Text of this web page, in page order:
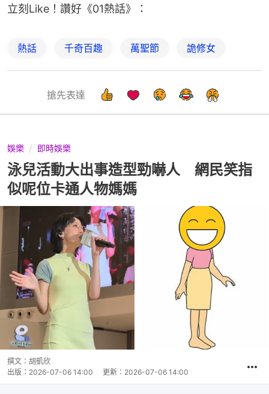
立刻Like！讚好《01熱話》：
熱話 千奇百趣 萬聖節 詭修女
搶先表達
娛樂 即時娛樂
泳兒活動大出事造型勁嚇人 網民笑指
似呢位卡通人物媽媽
撰文： 胡凱欣
出版： 2026-07-06 14:00 更新： 2026-07-06 14:00